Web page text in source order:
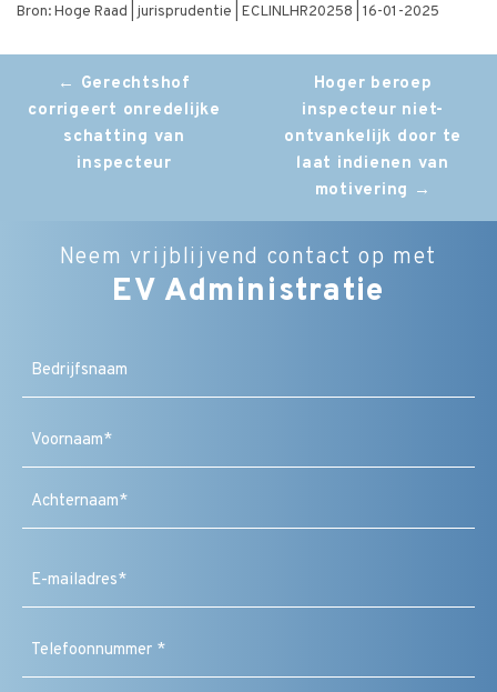
Bron: Hoge Raad | jurisprudentie | ECLINLHR20258 | 16-01-2025
Post
navigation
← Gerechtshof
corrigeert onredelijke
schatting van
inspecteur
Hoger beroep
inspecteur niet-
ontvankelijk door te
laat indienen van
motivering →
Neem vrijblijvend contact op met
EV Administratie
(Vereist)